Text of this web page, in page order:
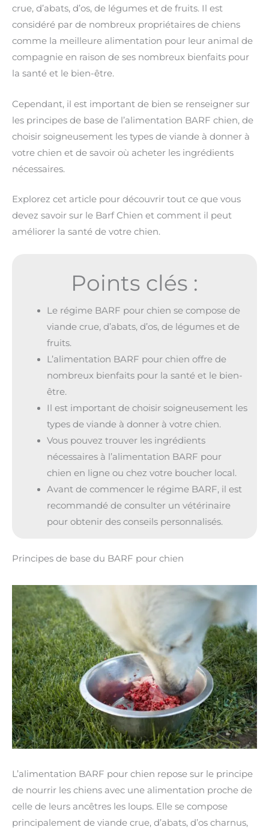
crue, d’abats, d’os, de légumes et de fruits. Il est
considéré par de nombreux propriétaires de chiens
comme la meilleure alimentation pour leur animal de
compagnie en raison de ses nombreux bienfaits pour
la santé et le bien-être.
Cependant, il est important de bien se renseigner sur
les principes de base de l’alimentation BARF chien, de
choisir soigneusement les types de viande à donner à
votre chien et de savoir où acheter les ingrédients
nécessaires.
Explorez cet article pour découvrir tout ce que vous
devez savoir sur le Barf Chien et comment il peut
améliorer la santé de votre chien.
Points clés :
Le régime BARF pour chien se compose de
viande crue, d’abats, d’os, de légumes et de
fruits.
L’alimentation BARF pour chien offre de
nombreux bienfaits pour la santé et le bien-
être.
Il est important de choisir soigneusement les
types de viande à donner à votre chien.
Vous pouvez trouver les ingrédients
nécessaires à l’alimentation BARF pour
chien en ligne ou chez votre boucher local.
Avant de commencer le régime BARF, il est
recommandé de consulter un vétérinaire
pour obtenir des conseils personnalisés.
Principes de base du BARF pour chien
L’alimentation BARF pour chien repose sur le principe
de nourrir les chiens avec une alimentation proche de
celle de leurs ancêtres les loups. Elle se compose
principalement de viande crue, d’abats, d’os charnus,